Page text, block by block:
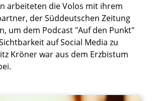
arbeiteten die Volos mit ihrem
der Süddeutschen Zeitung
um dem Podcast "Auf den Punkt"
auf Social Media zu
Kröner war aus dem Erzbistum